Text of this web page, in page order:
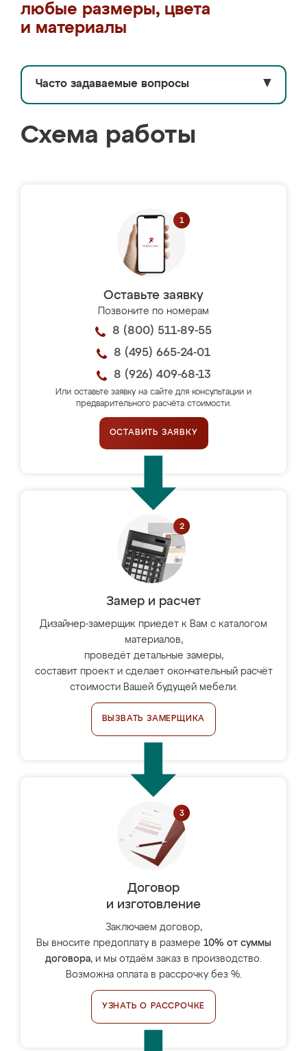
любые размеры, цвета
и материалы
Часто задаваемые вопросы ▼
Схема работы
Оставьте заявку
Позвоните по номерам
8 (800) 511-89-55
8 (495) 665-24-01
8 (926) 409-68-13
Или оставьте заявку на сайте для консультации и
предварительного расчёта стоимости.
ОСТАВИТЬ ЗАЯВКУ
Замер и расчет
Дизайнер-замерщик приедет к Вам с каталогом
материалов,
проведёт детальные замеры,
составит проект и сделает окончательный расчёт
стоимости Вашей будущей мебели.
ВЫЗВАТЬ ЗАМЕРЩИКА
Договор
и изготовление
Заключаем договор,
Вы вносите предоплату в размере 10% от суммы
договора, и мы отдаём заказ в производство.
Возможна оплата в рассрочку без %.
УЗНАТЬ О РАССРОЧКЕ